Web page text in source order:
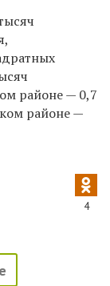
районе — 0,7
районе —
4